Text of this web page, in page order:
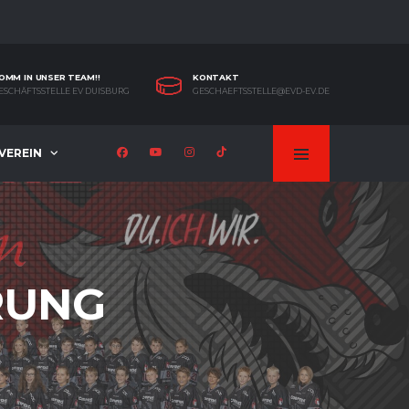
IN UNSER TEAM!!
EV DUISBURG
KONTAKT
GESCHAEFTSSTELLE@EVD-EV.DE